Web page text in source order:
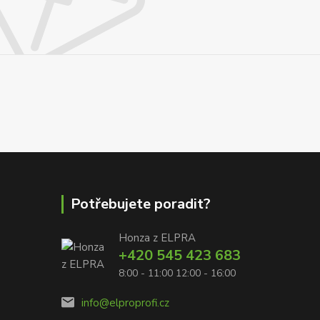
Potřebujete poradit?
Honza z ELPRA
+420 545 423 683
8:00 - 11:00 12:00 - 16:00
info@elproprofi.cz